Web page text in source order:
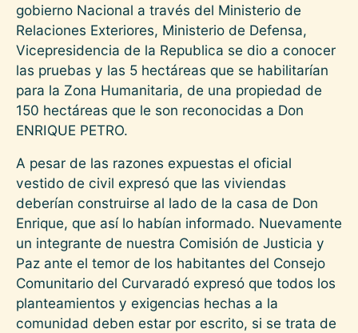
gobierno Nacional a través del Ministerio de
Relaciones Exteriores, Ministerio de Defensa,
Vicepresidencia de la Republica se dio a conocer
las pruebas y las 5 hectáreas que se habilitarían
para la Zona Humanitaria, de una propiedad de
150 hectáreas que le son reconocidas a Don
ENRIQUE PETRO.
A pesar de las razones expuestas el oficial
vestido de civil expresó que las viviendas
deberían construirse al lado de la casa de Don
Enrique, que así lo habían informado. Nuevamente
un integrante de nuestra Comisión de Justicia y
Paz ante el temor de los habitantes del Consejo
Comunitario del Curvaradó expresó que todos los
planteamientos y exigencias hechas a la
comunidad deben estar por escrito, si se trata de